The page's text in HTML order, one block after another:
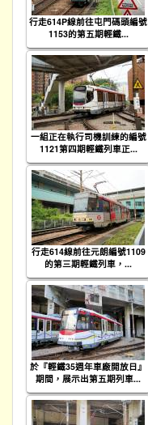
行走614P線前往屯門碼頭編號
1153的第五期輕鐵...
一組正在執行司機訓練的編號
1121第四期輕鐵列車正...
行走614線前往元朗編號1109
的第三期輕鐵列車，...
於『輕鐵35週年車廠開放日』
期間，展示出第五期列車...